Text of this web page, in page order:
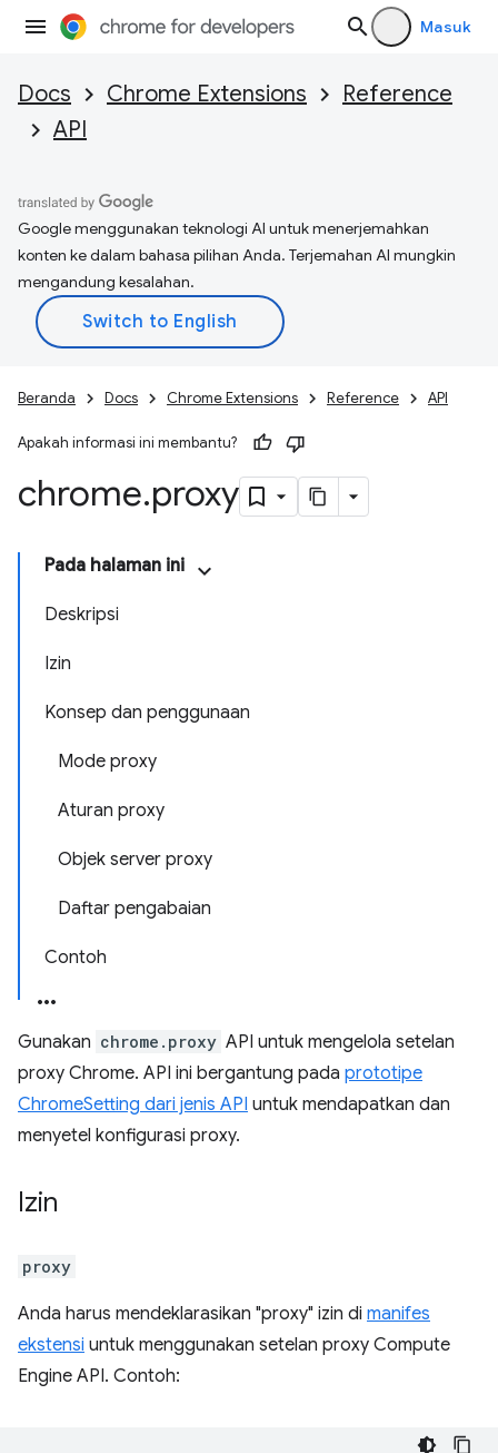
Masuk
Docs Chrome Extensions
Reference
API
Google menggunakan teknologi AI untuk menerjemahkan
konten ke dalam bahasa pilihan Anda. Terjemahan AI mungkin
mengandung kesalahan.
Beranda Docs Chrome Extensions Reference API
Apakah informasi ini membantu?
chrome.proxy
Pada halaman ini
Deskripsi
Izin
Konsep dan penggunaan
Mode proxy
Aturan proxy
Objek server proxy
Daftar pengabaian
Contoh
Gunakan chrome.proxy API untuk mengelola setelan
proxy Chrome. API ini bergantung pada prototipe
ChromeSetting dari jenis API untuk mendapatkan dan
menyetel konfigurasi proxy.
Izin
proxy
Anda harus mendeklarasikan "proxy" izin di manifes
ekstensi untuk menggunakan setelan proxy Compute
Engine API. Contoh: